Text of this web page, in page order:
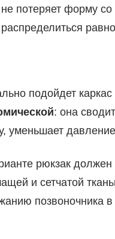
потеряет форму
распределиться
подойдет
: она
уменьшает
рюкзак
и сетчатой
позвоночника